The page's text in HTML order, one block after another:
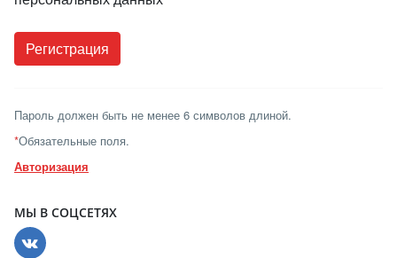
Пароль должен быть не менее 6 символов длиной.
*Обязательные поля.
Авторизация
МЫ В СОЦСЕТЯХ